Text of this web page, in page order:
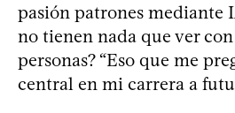
pasión patrones mediante
no tienen nada que ver
personas? “Eso que me
central en mi carrera a